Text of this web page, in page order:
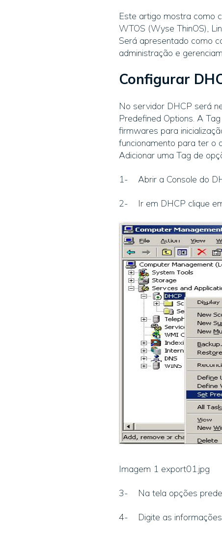
Este artigo mostra como
WTOS (Wyse ThinOS),
Será apresentado como
administração e
Configurar
No servidor DHCP será
Predefined Options. A
firmwares para
funcionamento para ter o
Adicionar uma Tag de
1- Abrir a Console do
2- Ir em DHCP clique
Imagem 1 export01.jpg
3- Na tela opções
4- Digite as informações